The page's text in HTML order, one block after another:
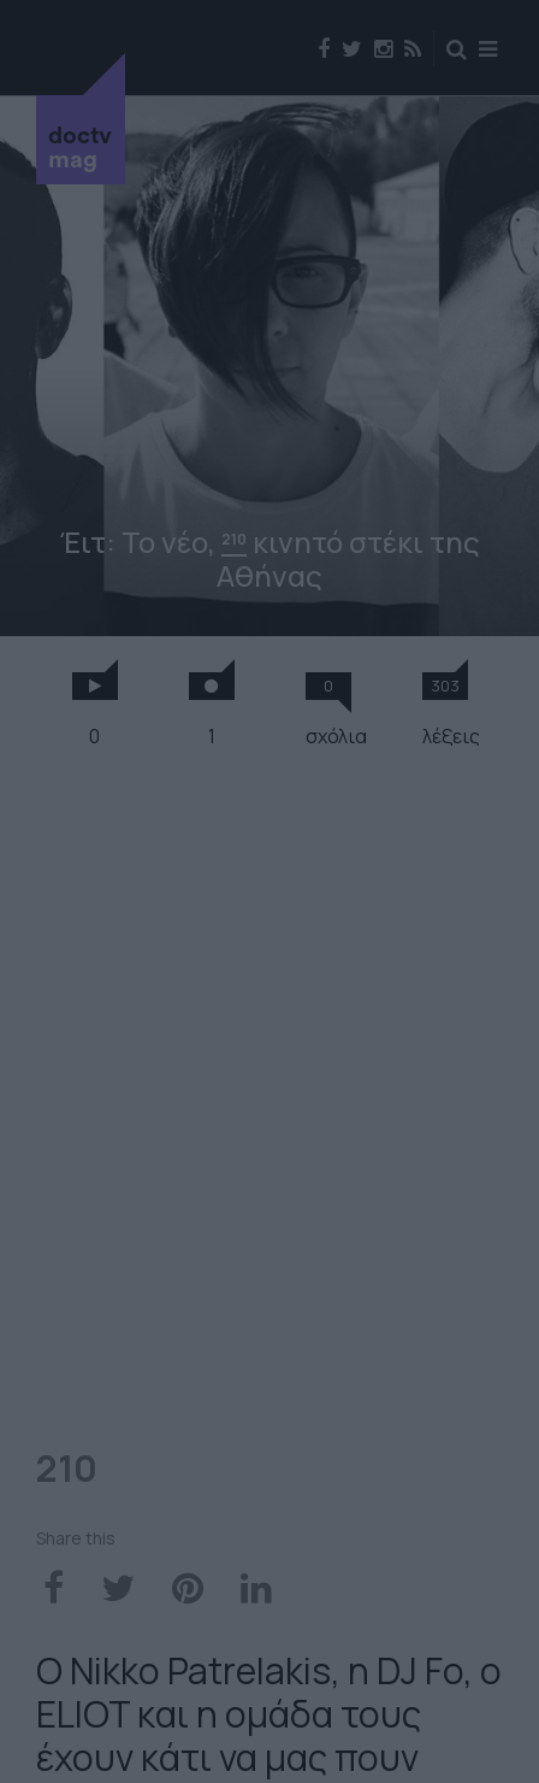
doctv
mag
Έιτ: To νέο, 210 κινητό στέκι της
Αθήνας
0 1
0
σχόλια
303
λέξεις
210
Share this
O Nikko Patrelakis, η DJ Fo, ο
ELIOT και η ομάδα τους
έχουν κάτι να μας πουν